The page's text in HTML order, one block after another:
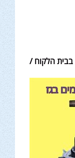
בבית הלקוח /